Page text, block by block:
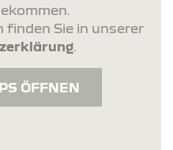
Sie in unserer
.
ÖFFNEN